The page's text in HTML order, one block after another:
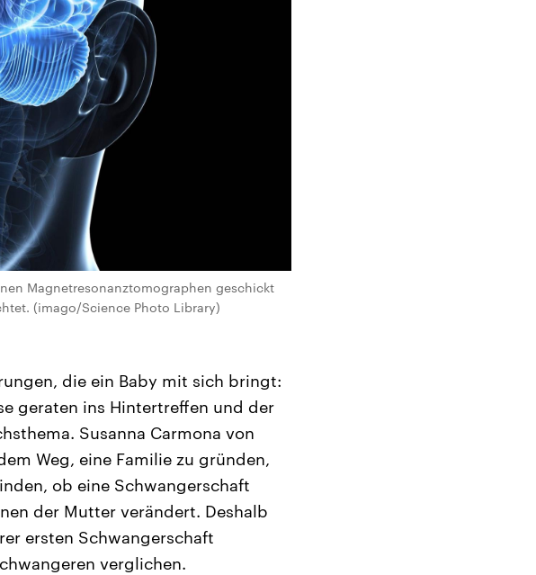
Magnetresonanztomographen geschickt
(imago/Science Photo Library)
die ein Baby mit sich bringt:
geraten ins Hintertreffen und der
Susanna Carmona von
Weg, eine Familie zu gründen,
ob eine Schwangerschaft
der Mutter verändert. Deshalb
ersten Schwangerschaft
verglichen.